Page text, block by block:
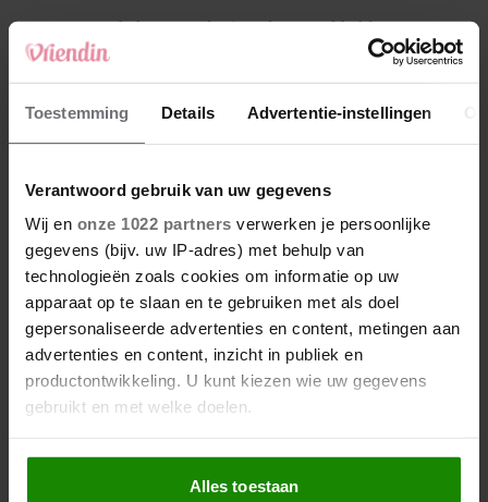
Toestemming Details Advertentie-instellingen
Verantwoord gebruik van uw gegevens
Wij en onze 1022 partners verwerken je persoonlijke
gegevens (bijv. uw IP-adres) met behulp van
technologieën zoals cookies om informatie op uw
apparaat op te slaan en te gebruiken met als doel
gepersonaliseerde advertenties en content, metingen aan
advertenties en content, inzicht in publiek en
productontwikkeling. U kunt kiezen wie uw gegevens
gebruikt en met welke doelen.
Als u het toestaat, willen we ook graag:
Informatie verzamelen over uw geografische
Alles toestaan
4 Makelaar Mandy: ‘Vrijdagavond belde Bart.
Hij sprak eng kalm’
5 Makelaar Mandy: ‘Judith typt… En deze keer
durf ik bijna niet te lezen wat er komt’
Nieuw